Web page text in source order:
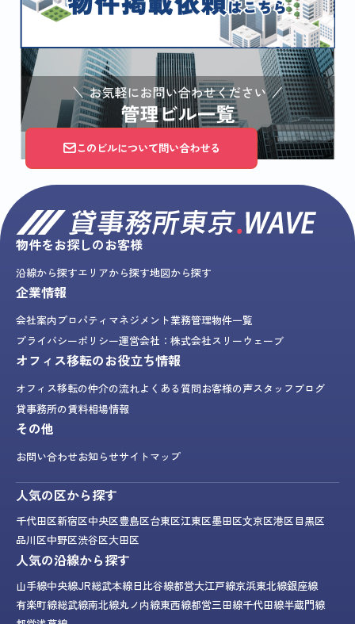
このビルについて問い合わせる
物件をお探しのお客様
沿線から探すエリアから探す地図から探す
企業情報
会社案内プロパティマネジメント業務管理物件一覧
プライバシーポリシー運営会社：株式会社スリーウェーブ
オフィス移転のお役立ち情報
オフィス移転の仲介の流れよくある質問お客様の声スタッフブログ
貸事務所の賃料相場情報
その他
お問い合わせお知らせサイトマップ
人気の区から探す
千代田区新宿区中央区豊島区台東区江東区墨田区文京区港区目黒区
品川区中野区渋谷区大田区
人気の沿線から探す
山手線中央線JR総武本線日比谷線都営大江戸線京浜東北線銀座線
有楽町線総武線南北線丸ノ内線東西線都営三田線千代田線半蔵門線